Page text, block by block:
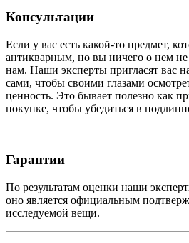
Консультации
Если у вас есть какой-то предмет,
антикварным, но вы ничего о нем не
нам. Наши эксперты пригласят вас
сами, чтобы своими глазами
ценность. Это бывает полезно как
покупке, чтобы убедиться в
Гарантии
По результатам оценки наши
оно является официальным
исследуемой вещи.